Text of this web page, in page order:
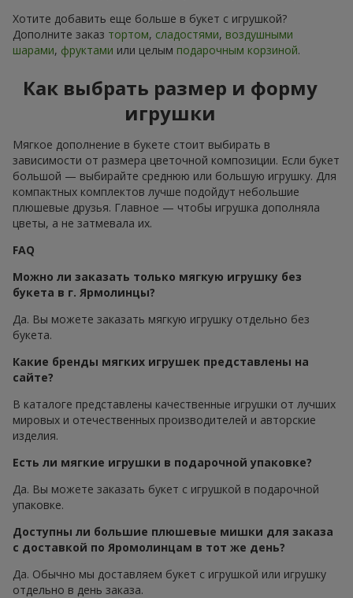
Хотите добавить еще больше в букет с игрушкой?
Дополните заказ тортом, сладостями, воздушными
шарами, фруктами или целым подарочным корзиной.
Как выбрать размер и форму
игрушки
Мягкое дополнение в букете стоит выбирать в
зависимости от размера цветочной композиции. Если букет
большой — выбирайте среднюю или большую игрушку. Для
компактных комплектов лучше подойдут небольшие
плюшевые друзья. Главное — чтобы игрушка дополняла
цветы, а не затмевала их.
FAQ
Можно ли заказать только мягкую игрушку без
букета в г. Ярмолинцы?
Да. Вы можете заказать мягкую игрушку отдельно без
букета.
Какие бренды мягких игрушек представлены на
сайте?
В каталоге представлены качественные игрушки от лучших
мировых и отечественных производителей и авторские
изделия.
Есть ли мягкие игрушки в подарочной упаковке?
Да. Вы можете заказать букет с игрушкой в подарочной
упаковке.
Доступны ли большие плюшевые мишки для заказа
с доставкой по Яромолинцам в тот же день?
Да. Обычно мы доставляем букет с игрушкой или игрушку
отдельно в день заказа.